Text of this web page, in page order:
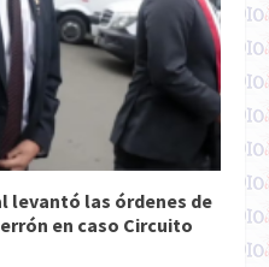
levantó las órdenes de
en caso Circuito